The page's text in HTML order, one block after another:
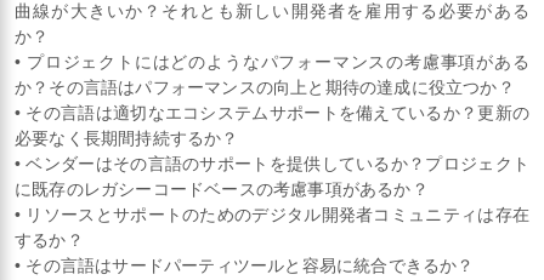
曲線が大きいか？それとも新しい開発者を雇用する必要がある
か？
• プロジェクトにはどのようなパフォーマンスの考慮事項がある
か？その言語はパフォーマンスの向上と期待の達成に役立つか？
• その言語は適切なエコシステムサポートを備えているか？更新の
必要なく長期間持続するか？
• ベンダーはその言語のサポートを提供しているか？プロジェクト
に既存のレガシーコードベースの考慮事項があるか？
• リソースとサポートのためのデジタル開発者コミュニティは存在
するか？
• その言語はサードパーティツールと容易に統合できるか？